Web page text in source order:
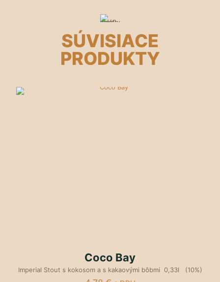
SÚVISIACE
PRODUKTY
Coco Bay
Imperial Stout s kokosom a s kakaovými bôbmi 0,33l (10%)